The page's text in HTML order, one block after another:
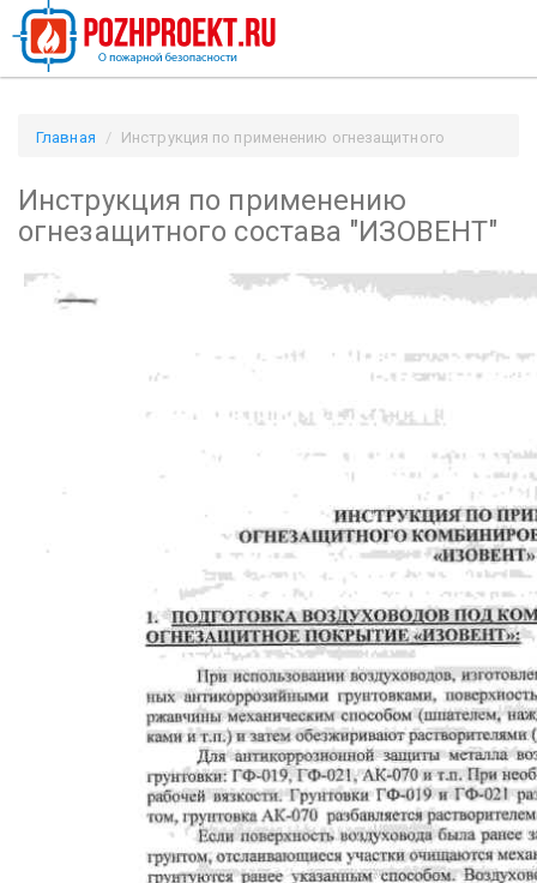
Главная
Инструкция по применению огнезащитного
Инструкция по применению
огнезащитного состава "ИЗОВЕНТ"